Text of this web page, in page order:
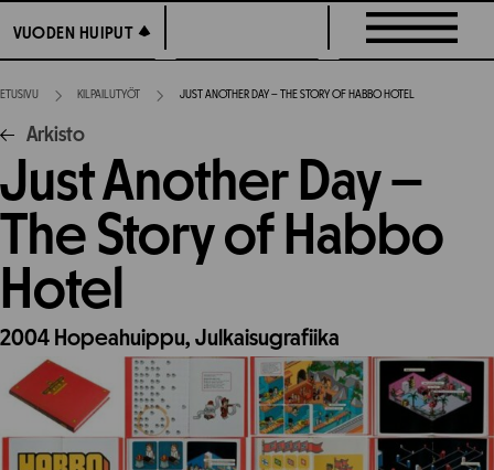
suoraan
sisältöön
VUODEN HUIPUT
VUODEN HUIPUT
ETUSIVU KILPAILUTYÖT JUST ANOTHER DAY – THE STORY OF HABBO HOTEL
Arkisto
Just Another Day –
The Story of Habbo
Hotel
2004 Hopeahuippu, Julkaisugrafiika